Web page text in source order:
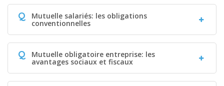
Q Mutuelle salariés: les obligations
conventionnelles
Q Mutuelle obligatoire entreprise: les
avantages sociaux et fiscaux